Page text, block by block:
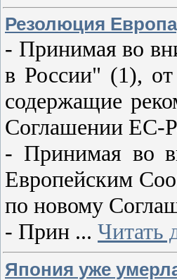
Резолюция
- Принимая во
в России" (1), от
содержащие
Соглашении ЕС-
- Принимая во
Европейским
по новому
- Прин ... Читать
Япония уже